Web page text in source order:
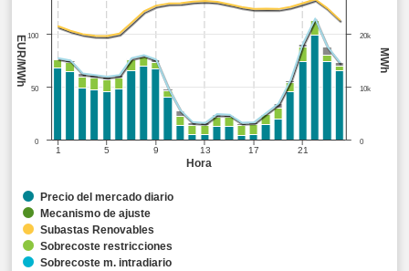
Hora
MWh
EUR/MWh
1 5 9 13 17 21
0
10k
20k
0
50
100
Precio del mercado diario
Mecanismo de ajuste
Subastas Renovables
Sobrecoste restricciones
Sobrecoste m. intradiario